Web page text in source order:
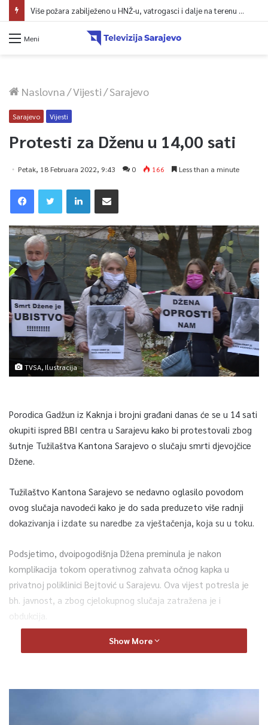
Više požara zabilježeno u HNŽ-u, vatrogasci i dalje na terenu kod Konjica
Meni
Naslovna/Vijesti/Sarajevo
Sarajevo Vijesti
Protesti za Dženu u 14,00 sati
Petak, 18 Februara 2022, 9:43 0 166 Less than a minute
TVSA, Ilustracija
Porodica Gadžun iz Kaknja i brojni građani danas će se u 14 sati
okupiti ispred BBI centra u Sarajevu kako bi protestovali zbog
šutnje Tužilaštva Kantona Sarajevo o slučaju smrti djevojčice
Džene.
Tužilaštvo Kantona Sarajevo se nedavno oglasilo povodom
ovog slučaja navodeći kako je do sada preduzeto više radnji
dokazivanja i izdate su naredbe za vještačenja, koja su u toku.
Podsjetimo, dvoipogodišnja Džena preminula je nakon
komplikacija tokom operativnog zahvata očnog kapka u
privatnoj poliklinici Bejtović u Sarajevu. Ova vijest potresla je
bh. javnost, a zbog cjelokupnog slučaja zatražena je i
obdukcija.
0
Show More